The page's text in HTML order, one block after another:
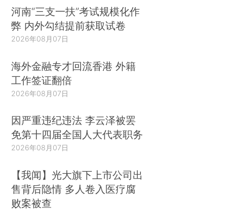
20多亿美元的直接腐败款项，（*7.Petrobras，
Annual Report on Form 20-F（2015），第30
页。）但分析人士估计，总损失远大于此。
在本文中，我们评估了与企业混合所有制相关
的治理挑战，并考察了各国针对上市国有企业的治
理方法，着眼于在关注国有企业改革的国家中形成
严谨的政策讨论。巴西就是一个关注国有企业改革
的国家，而上述危机已经促使私营部门和政府主动
采取措施，以恢复投资者和市场的信心。（*8.参见
巴西证券交易所推出了一项创新性的国有企业治理
方案（国家治理计划），为同意遵守最佳实践指引
的上市国有企业提供特别认证。2016年6月，巴西
河南“三支一扶”考试规模化作
弊 内外勾结提前获取试卷
2026年08月07日
海外金融专才回流香港 外籍
工作签证翻倍
2026年08月07日
因严重违纪违法 李云泽被罢
免第十四届全国人大代表职务
2026年08月07日
【我闻】光大旗下上市公司出
售背后隐情 多人卷入医疗腐
败案被查